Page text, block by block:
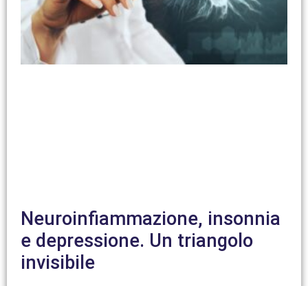
Neuroinfiammazione, insonnia
e depressione. Un triangolo
invisibile